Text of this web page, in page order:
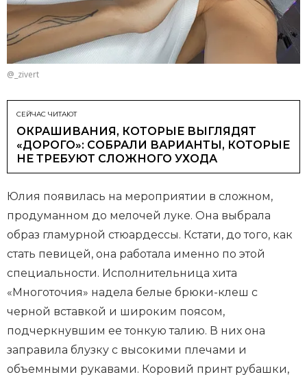
@_zivert
СЕЙЧАС ЧИТАЮТ
ОКРАШИВАНИЯ, КОТОРЫЕ ВЫГЛЯДЯТ
«ДОРОГО»: СОБРАЛИ ВАРИАНТЫ, КОТОРЫЕ
НЕ ТРЕБУЮТ СЛОЖНОГО УХОДА
Юлия появилась на мероприятии в сложном,
продуманном до мелочей луке. Она выбрала
образ гламурной стюардессы. Кстати, до того, как
стать певицей, она работала именно по этой
специальности. Исполнительница хита
«Многоточия» надела белые брюки-клеш с
черной вставкой и широким поясом,
подчеркнувшим ее тонкую талию. В них она
заправила блузку с высокими плечами и
объемными рукавами. Коровий принт рубашки,